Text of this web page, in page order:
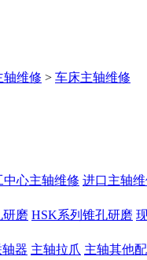
轴维修 > 车床主轴维修
中心主轴维修 进口主轴
磨 HSK系列锥孔研磨
器 主轴拉爪 主轴其他